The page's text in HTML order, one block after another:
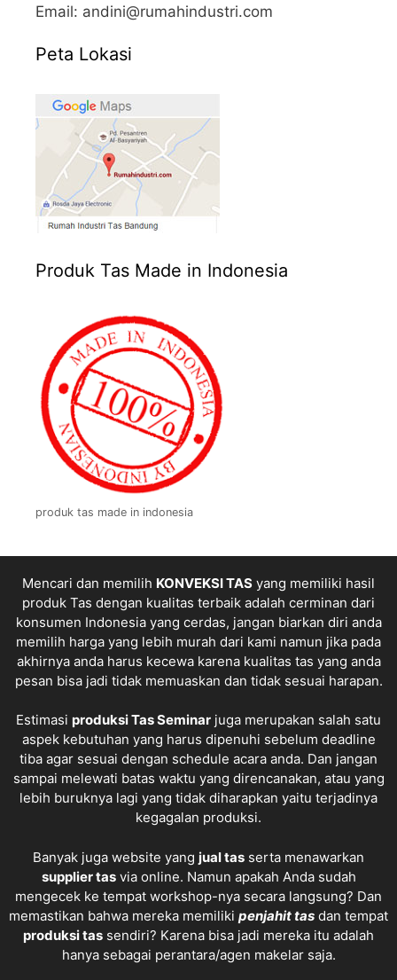
Email: andini@rumahindustri.com
Peta Lokasi
Produk Tas Made in Indonesia
produk tas made in indonesia
Mencari dan memilih KONVEKSI TAS yang memiliki hasil
produk Tas dengan kualitas terbaik adalah cerminan dari
konsumen Indonesia yang cerdas, jangan biarkan diri anda
memilih harga yang lebih murah dari kami namun jika pada
akhirnya anda harus kecewa karena kualitas tas yang anda
pesan bisa jadi tidak memuaskan dan tidak sesuai harapan.
Estimasi produksiTas Seminar juga merupakan salah satu
aspek kebutuhan yang harus dipenuhi sebelum deadline
tiba agar sesuai dengan schedule acara anda. Dan jangan
sampai melewati batas waktu yang direncanakan, atau yang
lebih buruknya lagi yang tidak diharapkan yaitu terjadinya
kegagalan produksi.
Banyak juga website yang jual tas serta menawarkan
supplier tasvia online. Namun apakah Anda sudah
mengecek ke tempat workshop-nya secara langsung? Dan
memastikan bahwa mereka memiliki penjahit tas dan tempat
produksi tas sendiri? Karena bisa jadi mereka itu adalah
hanya sebagai perantara/agen makelar saja.